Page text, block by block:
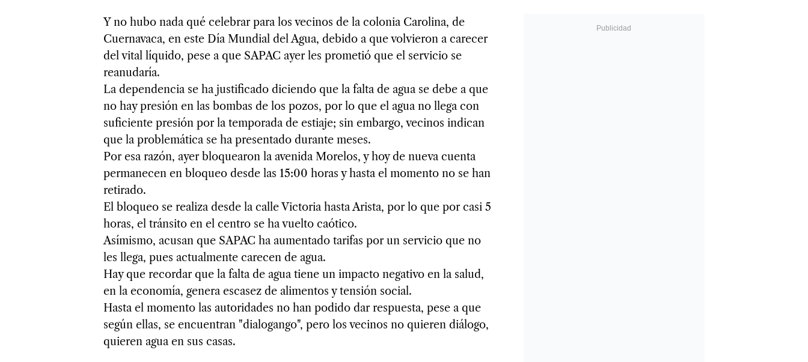
Y no hubo nada qué celebrar para los vecinos de la colonia Carolina, de
Cuernavaca, en este Día Mundial del Agua, debido a que volvieron a carecer
del vital líquido, pese a que SAPAC ayer les prometió que el servicio se
reanudaría.
La dependencia se ha justificado diciendo que la falta de agua se debe a que
no hay presión en las bombas de los pozos, por lo que el agua no llega con
suficiente presión por la temporada de estiaje; sin embargo, vecinos indican
que la problemática se ha presentado durante meses.
Por esa razón, ayer bloquearon la avenida Morelos, y hoy de nueva cuenta
permanecen en bloqueo desde las 15:00 horas y hasta el momento no se han
retirado.
El bloqueo se realiza desde la calle Victoria hasta Arista, por lo que por casi 5
horas, el tránsito en el centro se ha vuelto caótico.
Asímismo, acusan que SAPAC ha aumentado tarifas por un servicio que no
les llega, pues actualmente carecen de agua.
Hay que recordar que la falta de agua tiene un impacto negativo en la salud,
en la economía, genera escasez de alimentos y tensión social.
Hasta el momento las autoridades no han podido dar respuesta, pese a que
según ellas, se encuentran "dialogango", pero los vecinos no quieren diálogo,
quieren agua en sus casas.